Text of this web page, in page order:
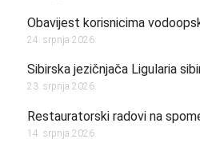
Obavijest korisnicima
24. srpnja 2026.
Sibirska jezičnjača Ligularia
23. srpnja 2026.
Restauratorski radovi na
14. srpnja 2026.